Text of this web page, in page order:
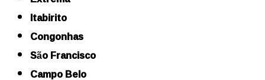
Itabirito
Congonhas
São Francisco
Campo Belo